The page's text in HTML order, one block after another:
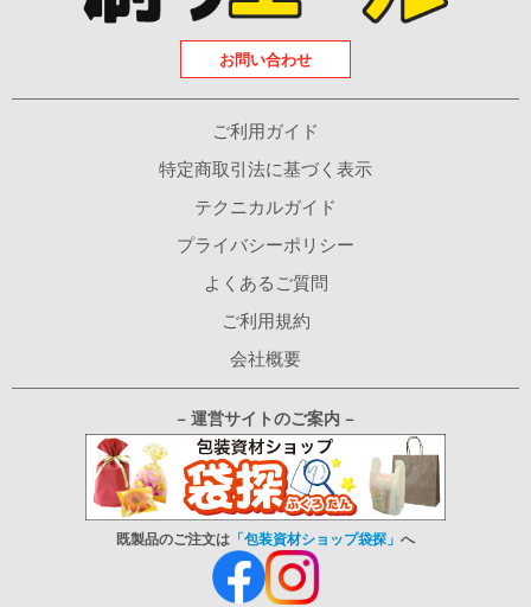
お問い合わせ
ご利用ガイド
特定商取引法に基づく表示
テクニカルガイド
プライバシーポリシー
よくあるご質問
ご利用規約
会社概要
− 運営サイトのご案内 −
既製品のご注文は 「包装資材ショップ袋探」 へ